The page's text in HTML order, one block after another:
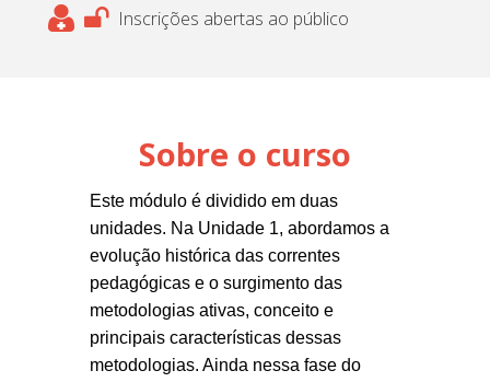
Inscrições abertas ao público
Sobre o curso
Este módulo é dividido em duas
unidades. Na Unidade 1, abordamos a
evolução histórica das correntes
pedagógicas e o surgimento das
metodologias ativas, conceito e
principais características dessas
metodologias. Ainda nessa fase do